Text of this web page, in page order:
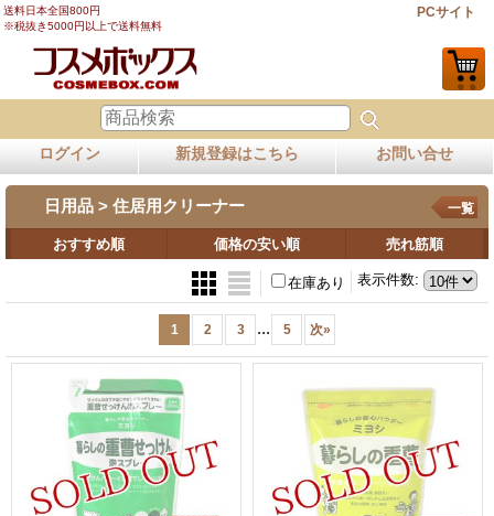
送料日本全国800円
※税抜き5000円以上で送料無料
PCサイト
ログイン 新規登録はこちら お問い合せ
日用品 > 住居用クリーナー 一覧
おすすめ順 価格の安い順 売れ筋順
表示件数:
在庫あり
1 2 3 ... 5 次»